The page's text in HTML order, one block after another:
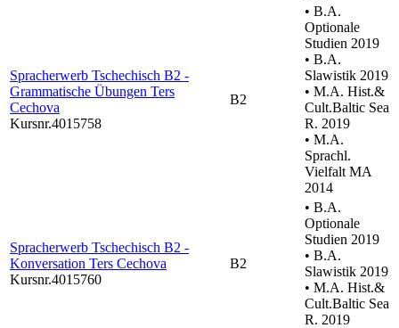
Spracherwerb Tschechisch B2 -
Grammatische Übungen Ters
Cechova
Kursnr.4015758
B2
• B.A.
Optionale
Studien 2019
• B.A.
Slawistik 2019
• M.A. Hist.&
Cult.Baltic Sea
R. 2019
• M.A.
Sprachl.
Vielfalt MA
2014
Spracherwerb Tschechisch B2 -
Konversation Ters Cechova
Kursnr.4015760
B2
• B.A.
Optionale
Studien 2019
• B.A.
Slawistik 2019
• M.A. Hist.&
Cult.Baltic Sea
R. 2019